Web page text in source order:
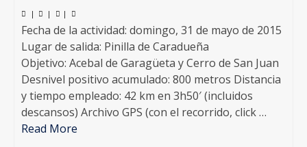
| | |
Fecha de la actividad: domingo, 31 de mayo de 2015
Lugar de salida: Pinilla de Caradueña
Objetivo: Acebal de Garagüeta y Cerro de San Juan
Desnivel positivo acumulado: 800 metros Distancia
y tiempo empleado: 42 km en 3h50′ (incluidos
descansos) Archivo GPS (con el recorrido, click …
Read More